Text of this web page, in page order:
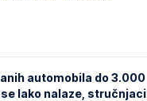
automobila do 3.000
lako nalaze, stručnjaci